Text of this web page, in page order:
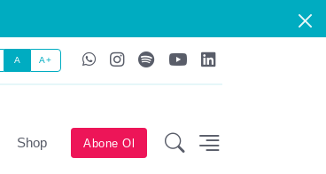
A A+
Shop Abone Ol